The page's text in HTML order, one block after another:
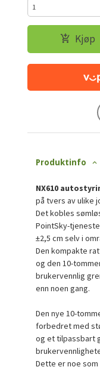
Kjøp
Produktinfo
NX610
på tvers av ulike
Det kobles
PointSky-
±2,5 cm selv i
Den kompakte
og den 10-
brukervennlig
enn noen gang.
Den nye 10-
forbedret med
og et tilpassbart
Dette er noe